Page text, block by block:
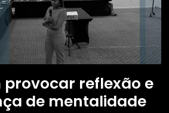
provocar reflexão e
de mentalidade